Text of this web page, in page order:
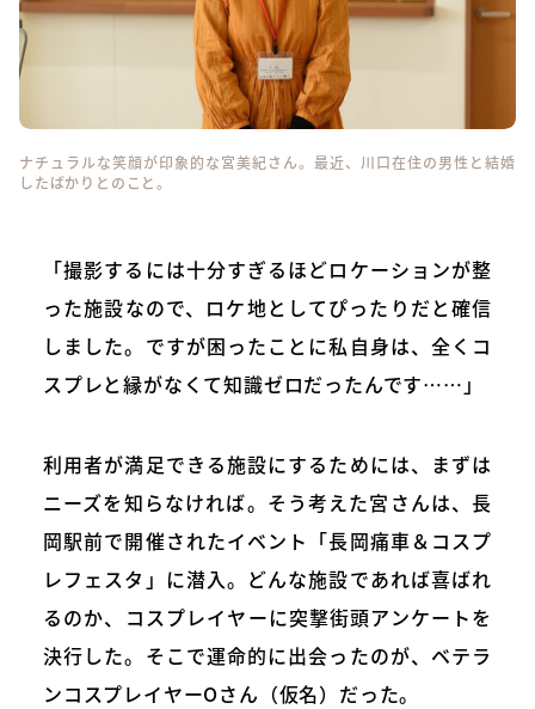
ナチュラルな笑顔が印象的な宮美紀さん。最近、川口在住の男性と結婚
したばかりとのこと。
「撮影するには十分すぎるほどロケーションが整
った施設なので、ロケ地としてぴったりだと確信
しました。ですが困ったことに私自身は、全くコ
スプレと縁がなくて知識ゼロだったんです……」
利用者が満足できる施設にするためには、まずは
ニーズを知らなければ。そう考えた宮さんは、長
岡駅前で開催されたイベント「長岡痛車＆コスプ
レフェスタ」に潜入。どんな施設であれば喜ばれ
るのか、コスプレイヤーに突撃街頭アンケートを
決行した。そこで運命的に出会ったのが、ベテラ
ンコスプレイヤーOさん（仮名）だった。